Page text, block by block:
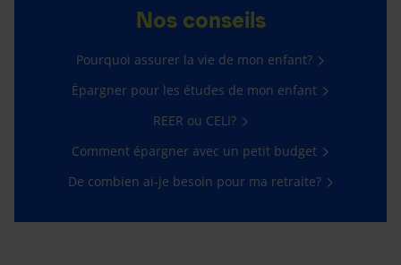
Nos conseils
Pourquoi assurer la vie de mon enfant?
Épargner pour les études de mon enfant
REER ou CELI?
Comment épargner avec un petit budget
De combien ai-je besoin pour ma retraite?